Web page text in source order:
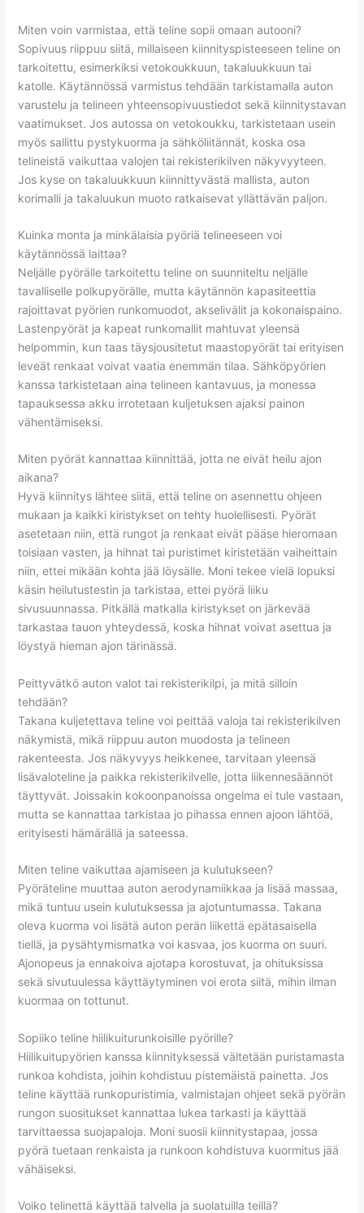
Miten voin varmistaa, että teline sopii omaan autooni?
Sopivuus riippuu siitä, millaiseen kiinnityspisteeseen teline on
tarkoitettu, esimerkiksi vetokoukkuun, takaluukkuun tai
katolle. Käytännössä varmistus tehdään tarkistamalla auton
varustelu ja telineen yhteensopivuustiedot sekä kiinnitystavan
vaatimukset. Jos autossa on vetokoukku, tarkistetaan usein
myös sallittu pystykuorma ja sähköliitännät, koska osa
telineistä vaikuttaa valojen tai rekisterikilven näkyvyyteen.
Jos kyse on takaluukkuun kiinnittyvästä mallista, auton
korimalli ja takaluukun muoto ratkaisevat yllättävän paljon.
Kuinka monta ja minkälaisia pyöriä telineeseen voi
käytännössä laittaa?
Neljälle pyörälle tarkoitettu teline on suunniteltu neljälle
tavalliselle polkupyörälle, mutta käytännön kapasiteettia
rajoittavat pyörien runkomuodot, akselivälit ja kokonaispaino.
Lastenpyörät ja kapeat runkomallit mahtuvat yleensä
helpommin, kun taas täysjousitetut maastopyörät tai erityisen
leveät renkaat voivat vaatia enemmän tilaa. Sähköpyörien
kanssa tarkistetaan aina telineen kantavuus, ja monessa
tapauksessa akku irrotetaan kuljetuksen ajaksi painon
vähentämiseksi.
Miten pyörät kannattaa kiinnittää, jotta ne eivät heilu ajon
aikana?
Hyvä kiinnitys lähtee siitä, että teline on asennettu ohjeen
mukaan ja kaikki kiristykset on tehty huolellisesti. Pyörät
asetetaan niin, että rungot ja renkaat eivät pääse hieromaan
toisiaan vasten, ja hihnat tai puristimet kiristetään vaiheittain
niin, ettei mikään kohta jää löysälle. Moni tekee vielä lopuksi
käsin heilutustestin ja tarkistaa, ettei pyörä liiku
sivusuunnassa. Pitkällä matkalla kiristykset on järkevää
tarkastaa tauon yhteydessä, koska hihnat voivat asettua ja
löystyä hieman ajon tärinässä.
Peittyvätkö auton valot tai rekisterikilpi, ja mitä silloin
tehdään?
Takana kuljetettava teline voi peittää valoja tai rekisterikilven
näkymistä, mikä riippuu auton muodosta ja telineen
rakenteesta. Jos näkyvyys heikkenee, tarvitaan yleensä
lisävaloteline ja paikka rekisterikilvelle, jotta liikennesäännöt
täyttyvät. Joissakin kokoonpanoissa ongelma ei tule vastaan,
mutta se kannattaa tarkistaa jo pihassa ennen ajoon lähtöä,
erityisesti hämärällä ja sateessa.
Miten teline vaikuttaa ajamiseen ja kulutukseen?
Pyöräteline muuttaa auton aerodynamiikkaa ja lisää massaa,
mikä tuntuu usein kulutuksessa ja ajotuntumassa. Takana
oleva kuorma voi lisätä auton perän liikettä epätasaisella
tiellä, ja pysähtymismatka voi kasvaa, jos kuorma on suuri.
Ajonopeus ja ennakoiva ajotapa korostuvat, ja ohituksissa
sekä sivutuulessa käyttäytyminen voi erota siitä, mihin ilman
kuormaa on tottunut.
Sopiiko teline hiilikuiturunkoisille pyörille?
Hiilikuitupyörien kanssa kiinnityksessä vältetään puristamasta
runkoa kohdista, joihin kohdistuu pistemäistä painetta. Jos
teline käyttää runkopuristimia, valmistajan ohjeet sekä pyörän
rungon suositukset kannattaa lukea tarkasti ja käyttää
tarvittaessa suojapaloja. Moni suosii kiinnitystapaa, jossa
pyörä tuetaan renkaista ja runkoon kohdistuva kuormitus jää
vähäiseksi.
Voiko telinettä käyttää talvella ja suolatuilla teillä?